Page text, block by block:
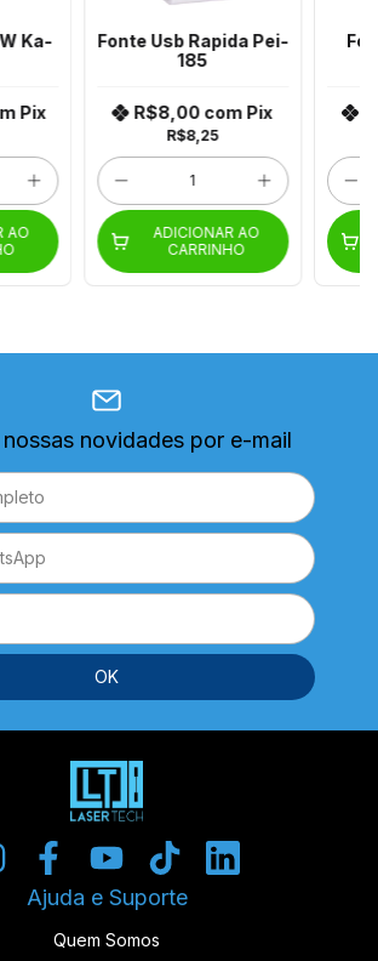
Ka-
Pix
AO
Fonte Usb Rapida Pei-
185
R$8,25
R$8,00 com Pix
ADICIONAR AO
CARRINHO
nossas novidades por e-mail
Ajuda e Suporte
Quem Somos